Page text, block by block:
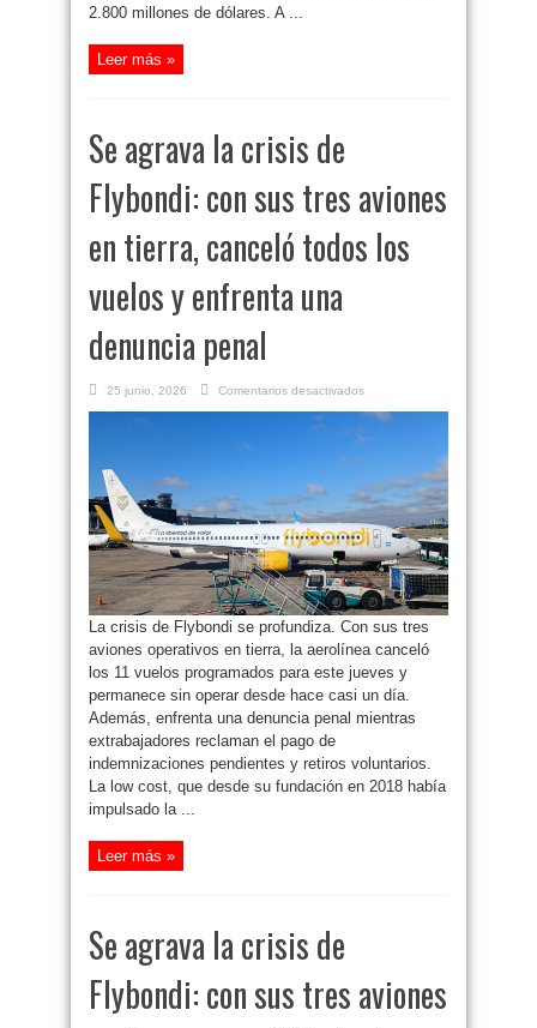
2.800 millones de dólares. A ...
Leer más »
Se agrava la crisis de
Flybondi: con sus tres aviones
en tierra, canceló todos los
vuelos y enfrenta una
denuncia penal
25 junio, 2026 Comentarios desactivados
agrava
con
sus
tres
aviones
en
tierra,
canceló
todos
los
vuelos
y
enfrenta
denuncia
La crisis de Flybondi se profundiza. Con sus tres
aviones operativos en tierra, la aerolínea canceló
los 11 vuelos programados para este jueves y
permanece sin operar desde hace casi un día.
Además, enfrenta una denuncia penal mientras
extrabajadores reclaman el pago de
indemnizaciones pendientes y retiros voluntarios.
La low cost, que desde su fundación en 2018 había
impulsado la ...
Leer más »
Se agrava la crisis de
Flybondi: con sus tres aviones